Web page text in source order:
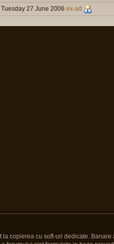
Tuesday 27 June 2006 ex-ad
la copierea cu soft-uri dedicate.